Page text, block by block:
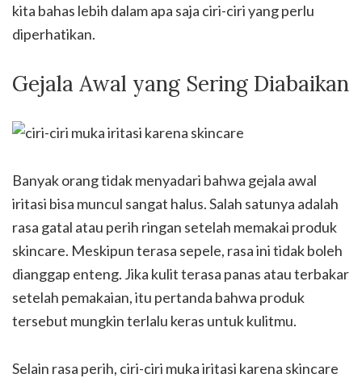
kita bahas lebih dalam apa saja ciri-ciri yang perlu
diperhatikan.
Gejala Awal yang Sering Diabaikan
Banyak orang tidak menyadari bahwa gejala awal
iritasi bisa muncul sangat halus. Salah satunya adalah
rasa gatal atau perih ringan setelah memakai produk
skincare. Meskipun terasa sepele, rasa ini tidak boleh
dianggap enteng. Jika kulit terasa panas atau terbakar
setelah pemakaian, itu pertanda bahwa produk
tersebut mungkin terlalu keras untuk kulitmu.
Selain rasa perih, ciri-ciri muka iritasi karena skincare